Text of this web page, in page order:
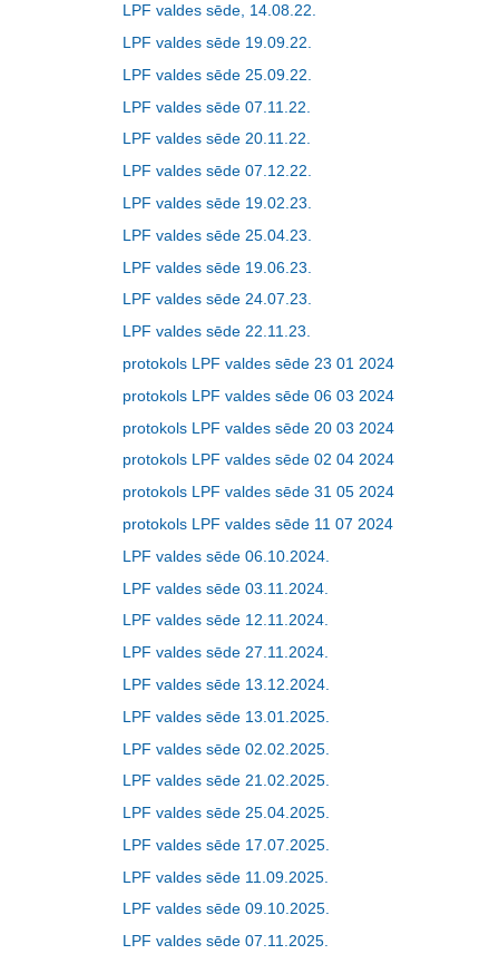
LPF valdes sēde, 14.08.22.
LPF valdes sēde 19.09.22.
LPF valdes sēde 25.09.22.
LPF valdes sēde 07.11.22.
LPF valdes sēde 20.11.22.
LPF valdes sēde 07.12.22.
LPF valdes sēde 19.02.23.
LPF valdes sēde 25.04.23.
LPF valdes sēde 19.06.23.
LPF valdes sēde 24.07.23.
LPF valdes sēde 22.11.23.
protokols LPF valdes sēde 23 01 2024
protokols LPF valdes sēde 06 03 2024
protokols LPF valdes sēde 20 03 2024
protokols LPF valdes sēde 02 04 2024
protokols LPF valdes sēde 31 05 2024
protokols LPF valdes sēde 11 07 2024
LPF valdes sēde 06.10.2024.
LPF valdes sēde 03.11.2024.
LPF valdes sēde 12.11.2024.
LPF valdes sēde 27.11.2024.
LPF valdes sēde 13.12.2024.
LPF valdes sēde 13.01.2025.
LPF valdes sēde 02.02.2025.
LPF valdes sēde 21.02.2025.
LPF valdes sēde 25.04.2025.
LPF valdes sēde 17.07.2025.
LPF valdes sēde 11.09.2025.
LPF valdes sēde 09.10.2025.
LPF valdes sēde 07.11.2025.